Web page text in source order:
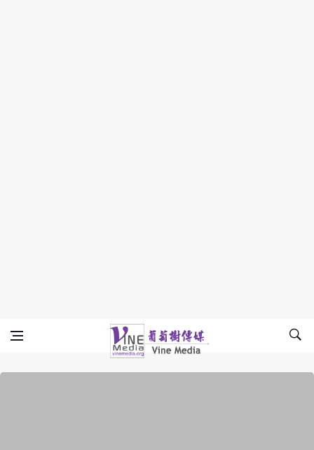
Vine Media
葡萄樹傳媒